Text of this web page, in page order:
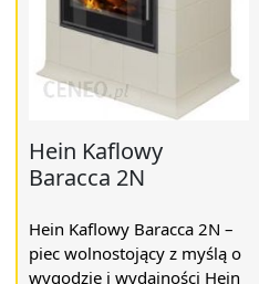
Hein Kaflowy
Baracca 2N
Hein Kaflowy Baracca 2N –
piec wolnostojący z myślą o
wygodzie i wydajności Hein